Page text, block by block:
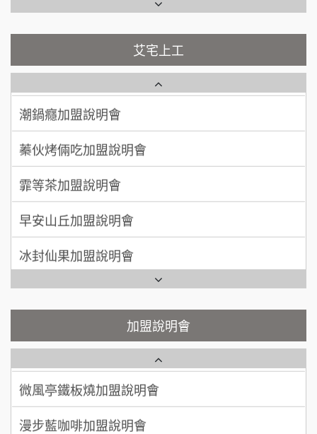
林 先生/小姐 屏東縣
加盟預算 100萬 ~ 200萬
吳 先生/小姐 屏東縣
加盟預算 100萬~200萬
周 先生/小姐 台北
加盟預算
徐 先生/小姐
加盟預算
何 先生/小姐
加盟預算 100萬~300萬
呂 先生/小姐 新竹市
顏 先生/小姐 台北市
加盟預算
廖 先生/小姐
艾宅上工
彭富貴加盟說明會
NU PASTA義大利麵加盟說明會
潮鍋癮加盟說明會
蓁伙烤倆吃加盟說明會
霏等茶加盟說明會
早安山丘加盟說明會
冰封仙果加盟說明會
Ramble Café 漫步藍咖啡加盟說明會
微風亭鐵板燒加盟說明會
【曉妍美妝】誠徵行政櫃檯
自助洗衣店誠徵代洗收送人員(台中市)
加盟說明會
藍象廷泰式火鍋加盟說明會
日十。早午食加盟說明會
上宇林加盟說明會
莫尼早餐Morni加盟說明會
手作功夫茶加盟說明會
SHARE TEA歇腳亭加盟說明會
潮味決-湯滷專門店加盟說明會
鬍子茶加盟說明會
鮮茶道加盟說明會
微風亭鐵板燒加盟說明會
漫步藍咖啡加盟說明會